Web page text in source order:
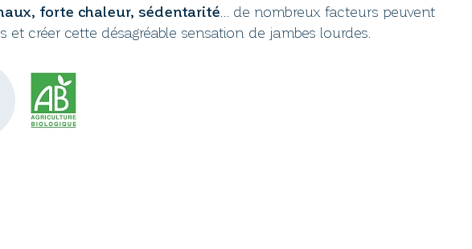
forte chaleur, sédentarité … de nombreux facteurs peuvent
créer cette désagréable sensation de jambes lourdes.